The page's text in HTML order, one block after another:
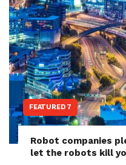
FEATURED 7
Robot companies
let the robots kill